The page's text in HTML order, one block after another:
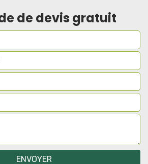
de devis gratuit